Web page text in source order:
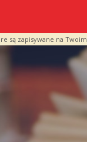
są zapisywane na